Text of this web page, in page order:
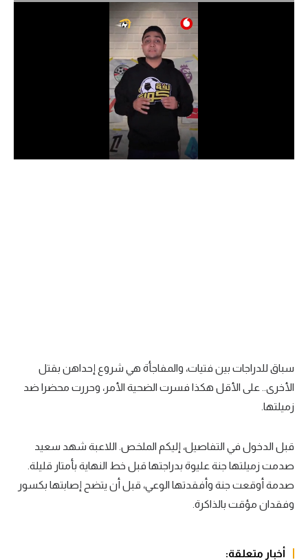
الدوري السعودي للمحترفين
دوري أبطال إفريقيا
الدوري الإنجليزي
الدوري الإسباني
دوري أبطال أوروبا
القسم الثاني
رياضات أخرى
كرة السلة الأمريكية
سباق للدراجات بين فتيات، والمفاجأة هي شروع إحداهن بقتل
الأخرى.. على الأقل هكذا فسرت الضحية الأمر، وحررت محضرا ضد
زميلتها.
قبل الدخول في التفاصيل، إليكم الملخص. اللاعبة شهد سعيد
صدمت زميلتها جنة عليوة بدراجتها قبل خط النهاية بأمتار قليلة.
صدمة أوقعت جنة وأفقدتها الوعي، قبل أن يتضح إصابتها بكسور
وفقدان مؤقت بالذاكرة.
أخبار متعلقة: